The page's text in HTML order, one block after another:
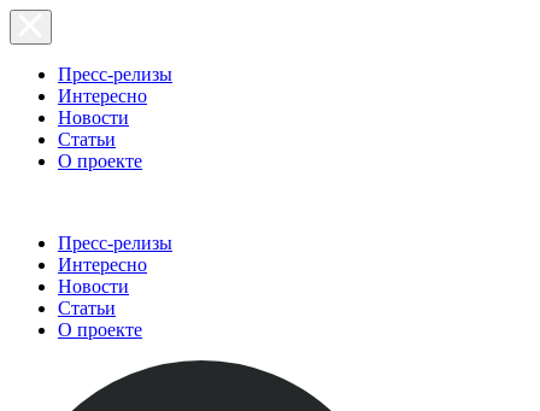
Пресс-релизы
Интересно
Новости
Статьи
О проекте
Пресс-релизы
Интересно
Новости
Статьи
О проекте